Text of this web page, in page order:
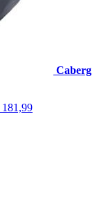
Caberg
181,99